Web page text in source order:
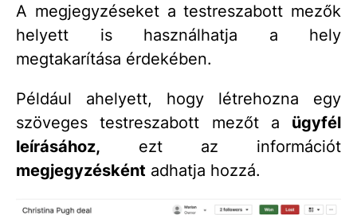
A megjegyzéseket a testreszabott mezők
helyett is használhatja a hely
megtakarítása érdekében.
Például ahelyett, hogy létrehozna egy
szöveges testreszabott mezőt a ügyfél
leírásához, ezt az információt
megjegyzésként adhatja hozzá.